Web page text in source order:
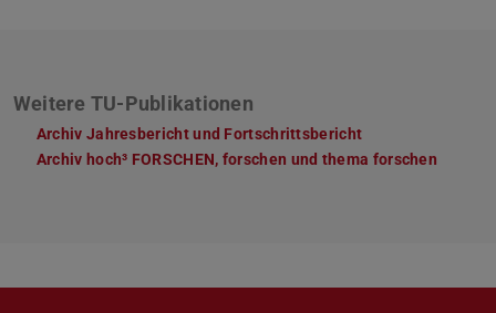
Weitere TU-Publikationen
Archiv Jahresbericht und Fortschrittsbericht
Archiv hoch³ FORSCHEN, forschen und thema forschen